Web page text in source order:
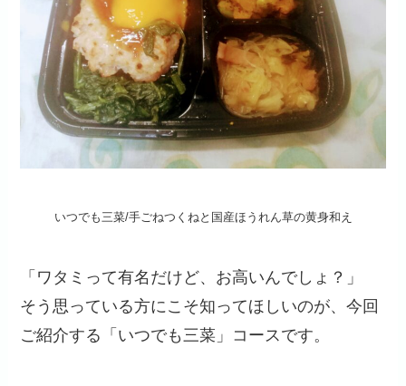
いつでも三菜/手ごねつくねと国産ほうれん草の黄身和え
「ワタミって有名だけど、お高いんでしょ？」
そう思っている方にこそ知ってほしいのが、今回
ご紹介する「いつでも三菜」コースです。